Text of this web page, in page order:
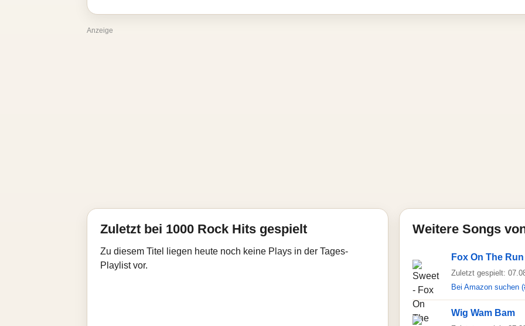
Anzeige
Zuletzt bei 1000 Rock Hits gespielt
Zu diesem Titel liegen heute noch keine Plays in der Tages-
Playlist vor.
Weitere Songs
Fox On The Run
Zuletzt gespielt:
Bei Amazon suchen
Wig Wam Bam